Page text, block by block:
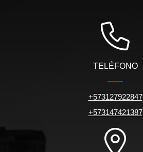
TELÉFONO
+573127922847
+573147421387